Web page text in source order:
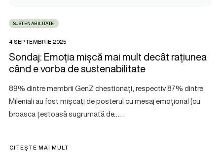
SUSTENABILITATE
4 SEPTEMBRIE 2025
Sondaj: Emoția mișcă mai mult decât rațiunea
când e vorba de sustenabilitate
89% dintre membrii GenZ chestionați, respectiv 87% dintre
Mileniali au fost mișcați de posterul cu mesaj emoțional (cu
broasca țestoasă sugrumată de……
CITEȘTE MAI MULT